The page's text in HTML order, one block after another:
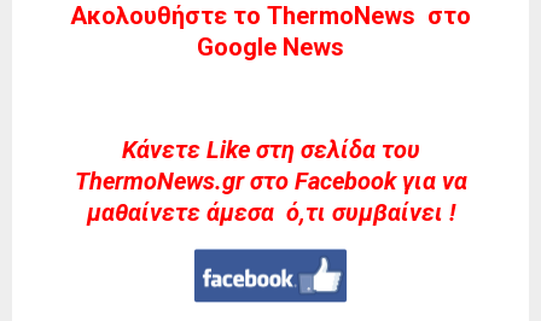
Ακολουθήστε το ThermoNews στο
Google News
Kάνετε Like στη σελίδα του
ThermoNews.gr στο Facebook για να
μαθαίνετε άμεσα ό,τι συμβαίνει !